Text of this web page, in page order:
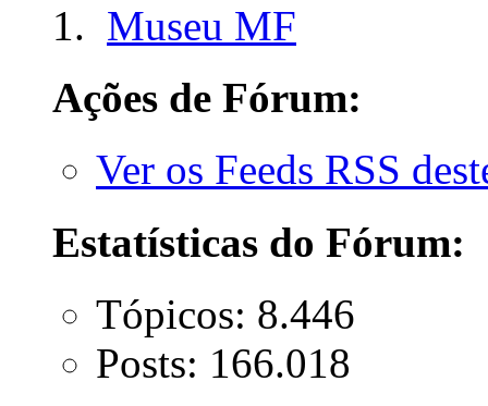
Museu MF
Ações de Fórum:
Ver os Feeds RSS
Estatísticas do Fórum:
Tópicos: 8.446
Posts: 166.018